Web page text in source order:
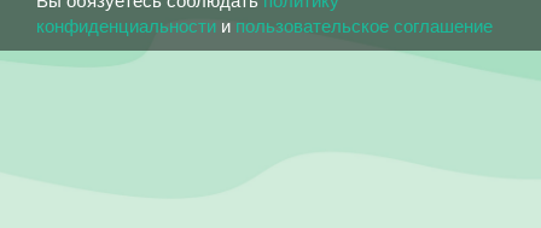
конфиденциальности и пользовательское соглашение